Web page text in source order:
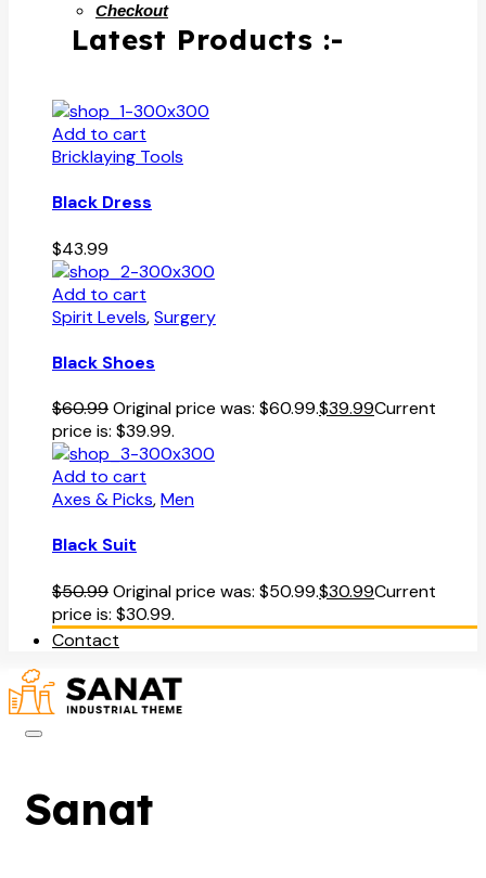
Checkout
Latest Products :-
Add to cart
Bricklaying Tools
Black Dress
$43.99
Add to cart
Spirit Levels,Surgery
Black Shoes
$60.99Original price was: $60.99.$39.99Current
price is: $39.99.
Add to cart
Axes & Picks,Men
Black Suit
$50.99Original price was: $50.99.$30.99Current
price is: $30.99.
Contact
Sanat